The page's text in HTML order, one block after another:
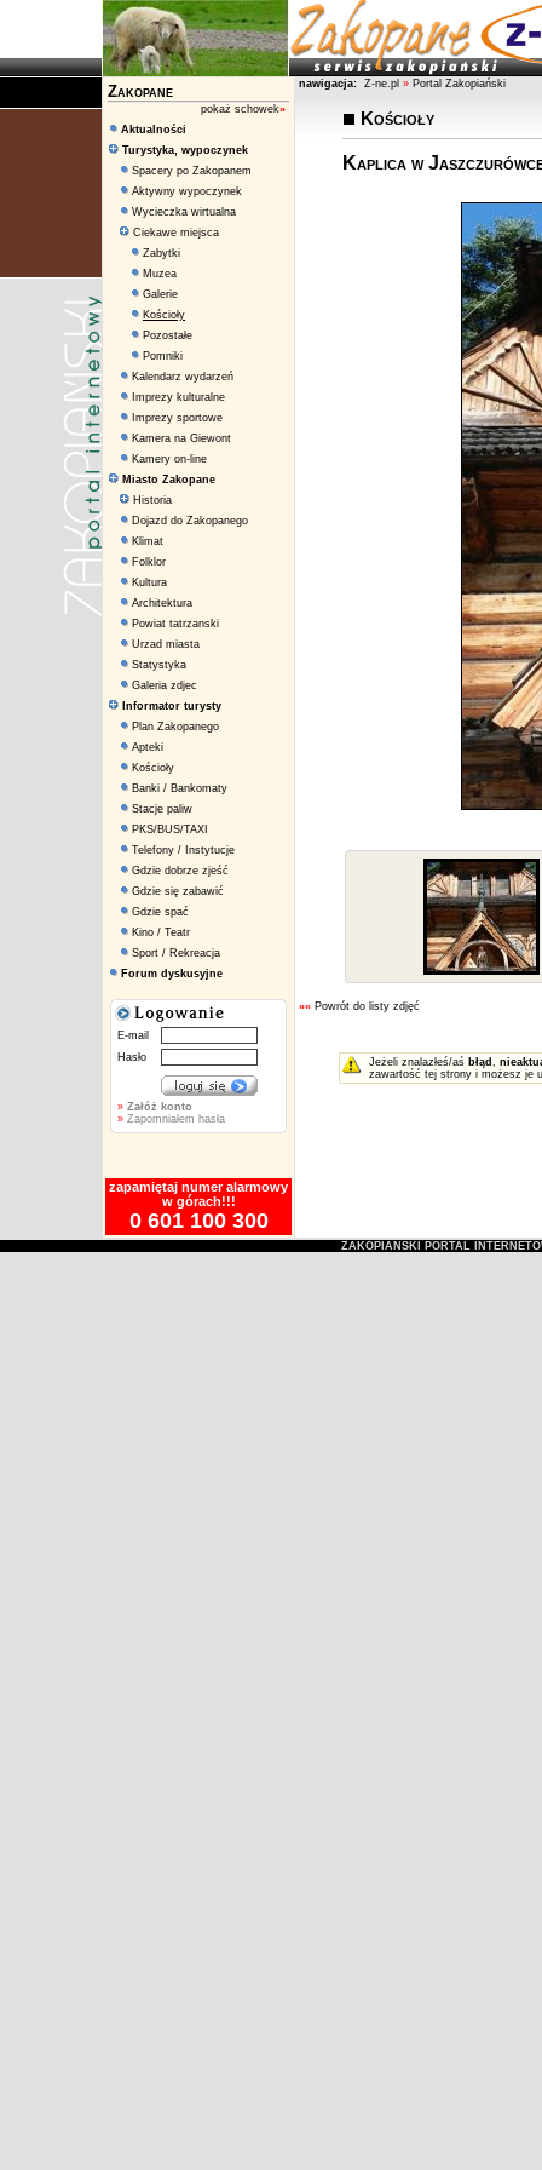
Zakopane
pokaż schowek»
Aktualności
Turystyka, wypoczynek
Spacery po Zakopanem
Aktywny wypoczynek
Wycieczka wirtualna
Ciekawe miejsca
Zabytki
Muzea
Galerie
Kościoły
Pozostałe
Pomniki
Kalendarz wydarzeń
Imprezy kulturalne
Imprezy sportowe
Kamera na Giewont
Kamery on-line
Miasto Zakopane
Historia
Dojazd do Zakopanego
Klimat
Folklor
Kultura
Architektura
Powiat tatrzanski
Urzad miasta
Statystyka
Galeria zdjec
Informator turysty
Plan Zakopanego
Apteki
Kościoły
Banki / Bankomaty
Stacje paliw
PKS/BUS/TAXI
Telefony / Instytucje
Gdzie dobrze zjeść
Gdzie się zabawić
Gdzie spać
Kino / Teatr
Sport / Rekreacja
Forum dyskusyjne
E-mail
Hasło
» Załóż konto
» Zapomniałem hasła
zapamiętaj numer alarmowy
w górach!!!
0 601 100 300
nawigacja: Z-ne.pl » Portal Zakopiański
Kościoły
Kaplica w
«« Powrót do listy zdjęć
Jeżeli znalazłeś/aś błąd ,
zawartość tej strony i możesz je
ZAKOPIAŃSKI PORTAL